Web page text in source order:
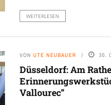
WEITERLESEN
VON UTE NEUBAUER 30.
Düsseldorf: Am
Vallourec”